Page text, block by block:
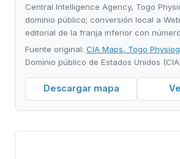
Central Intelligence Agency, Togo
dominio público; conversión local a
editorial de la franja inferior con
Fuente original: CIA Maps, Togo
Dominio público de Estados Unidos
Descargar mapa